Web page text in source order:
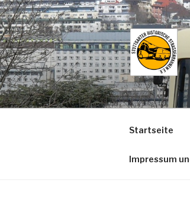
Zum
Inhalt
springen
Startseite
Impressum